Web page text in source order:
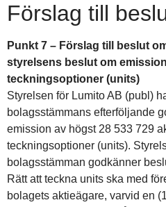
Förslag till
Punkt 7 – Förslag till beslut
styrelsens beslut om
teckningsoptioner (units)
Styrelsen för Lumito AB (publ)
bolagsstämmans efterföljande
emission av högst 28 533 729
teckningsoptioner (units).
bolagsstämman godkänner
Rätt att teckna units ska med
bolagets aktieägare, varvid en